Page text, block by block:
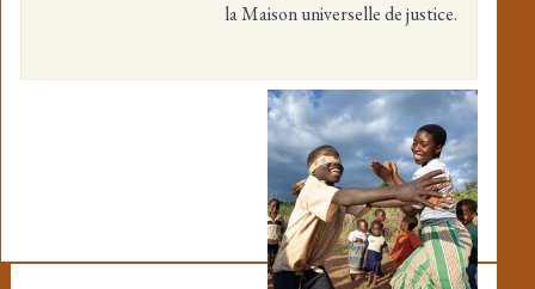
la Maison universelle de justice.